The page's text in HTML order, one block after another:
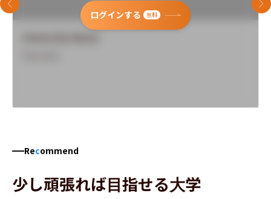
ログインする 無料
前のスライド 次
Recommend
少し頑張れば目指せる大学